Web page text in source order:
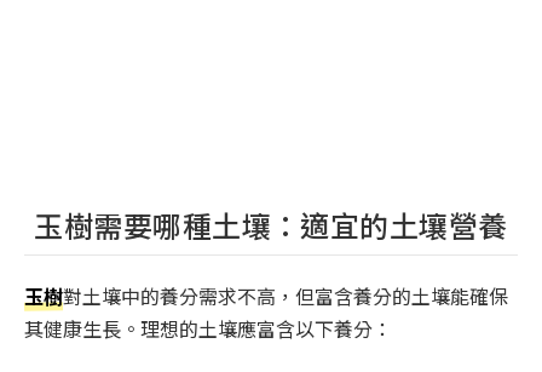
玉樹需要哪種土壤：適宜的土壤營養
玉樹對土壤中的養分需求不高，但富含養分的土壤能確保
其健康生長。理想的土壤應富含以下養分：